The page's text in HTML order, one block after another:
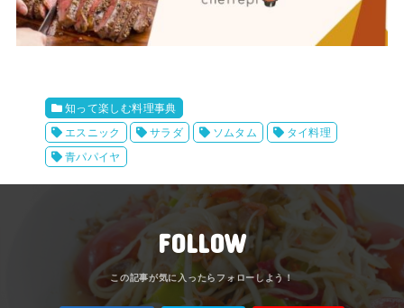
知って楽しむ料理事典
エスニック
サラダ ソムタム
タイ料理
青パパイヤ
FOLLOW